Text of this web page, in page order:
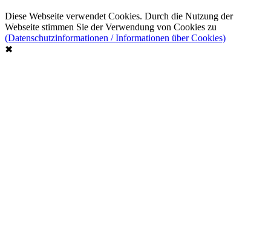
Diese Webseite verwendet Cookies. Durch die Nutzung der
Webseite stimmen Sie der Verwendung von Cookies zu
(Datenschutzinformationen / Informationen über Cookies)
✖